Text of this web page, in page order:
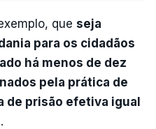
que seja
para os cidadãos
há menos de dez
pela prática de
de prisão efetiva igual
.